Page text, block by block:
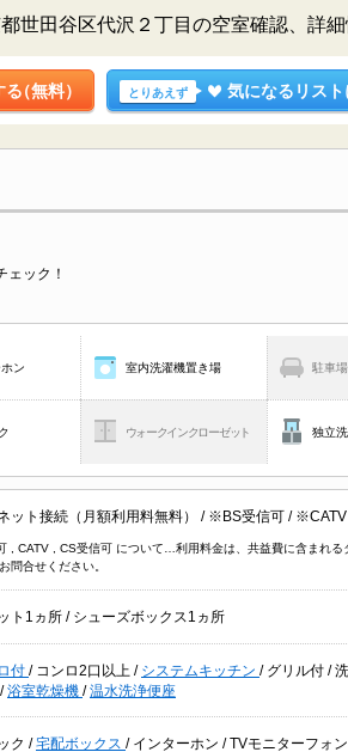
世田谷区代沢２丁目の空室確認、詳
る（無料） とりあえず 気になるリス
ェック！
ン 室内洗濯機置き場 駐車
ウォークインクローゼット 独立
ット接続（月額利用料無料） / ※BS受信可 / ※CATV
, CATV , CS受信可 について…利用料金は、共益費に含まれる
問合せください。
ト1ヵ所 / シューズボックス1ヵ所
付 / コンロ2口以上 / システムキッチン / グリル付 /
/浴室乾燥機 /温水洗浄便座
ク /宅配ボックス / インターホン /TVモニターフォン